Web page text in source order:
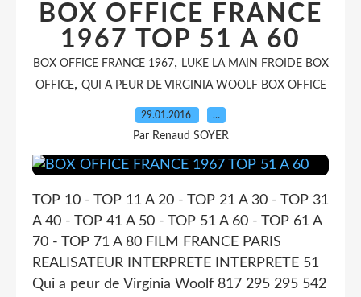
BOX OFFICE FRANCE
1967 TOP 51 A 60
BOX OFFICE FRANCE 1967, LUKE LA MAIN FROIDE BOX
OFFICE, QUI A PEUR DE VIRGINIA WOOLF BOX OFFICE
29.01.2016 …
Par Renaud SOYER
TOP 10 - TOP 11 A 20 - TOP 21 A 30 - TOP 31
A 40 - TOP 41 A 50 - TOP 51 A 60 - TOP 61 A
70 - TOP 71 A 80 FILM FRANCE PARIS
REALISATEUR INTERPRETE INTERPRETE 51
Qui a peur de Virginia Woolf 817 295 295 542